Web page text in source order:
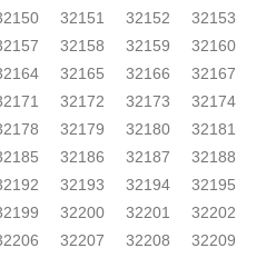
32151 32152
32153
32158 32159
32160
32165 32166
32167
32172 32173
32174
32179 32180
32181
32186 32187
32188
32193 32194
32195
32200 32201
32202
32207 32208
32209